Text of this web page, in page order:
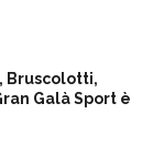
Bruscolotti,
Galà Sport è